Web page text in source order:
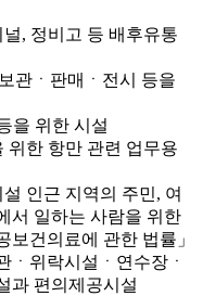
, 정비고 등 배후유통
관ㆍ판매ㆍ전시 등을
을 위한 시설
위한 항만 관련 업무용
인근 지역의 주민, 여
서 일하는 사람을 위한
건의료에 관한 법률」
ㆍ위락시설ㆍ연수장ㆍ
과 편의제공시설